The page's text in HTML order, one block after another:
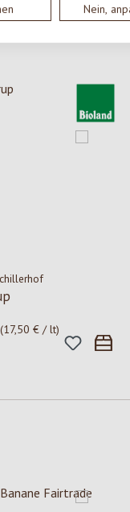
Nein,
(17,50 € / lt)